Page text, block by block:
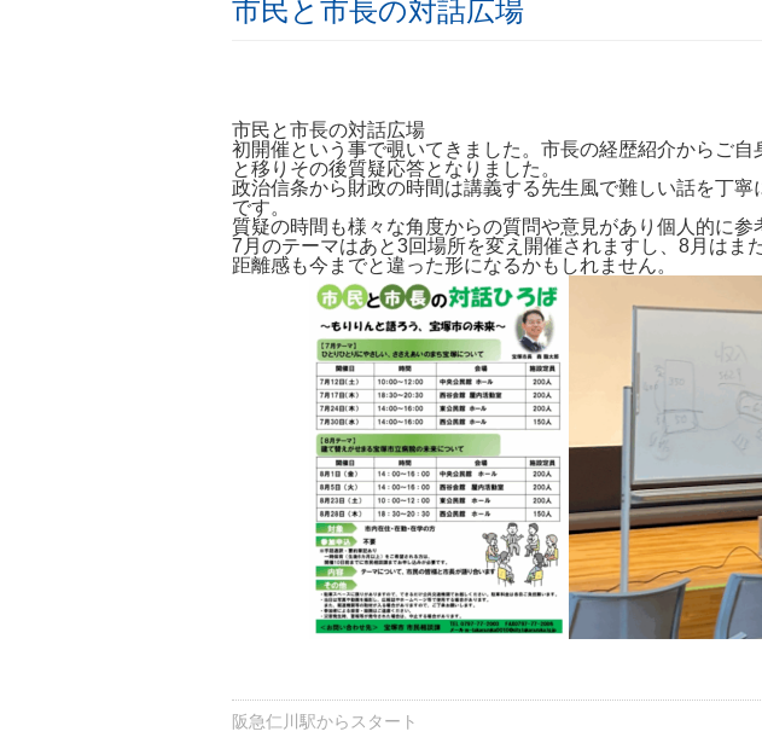
市民と市長の対話広場
市民と市長の対話広場
初開催という事で覗いてきました。市長の経歴紹介からご
と移りその後質疑応答となりました。
政治信条から財政の時間は講義する先生風で難しい話を丁
です。
質疑の時間も様々な角度からの質問や意見があり個人的に参
7月のテーマはあと3回場所を変え開催されますし、8月はま
距離感も今までと違った形になるかもしれません。
阪急仁川駅からスタート